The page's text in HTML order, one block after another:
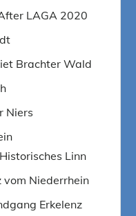
LAGA 2020
Brachter Wald
Niers
Linn
vom Niederrhein
Erkelenz